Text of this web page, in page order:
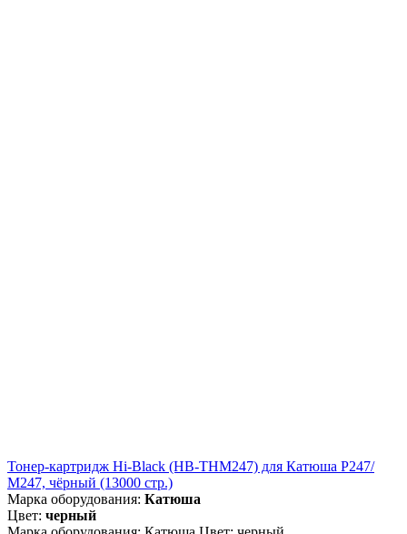
Тонер-картридж Hi-Black (HB-THM247) для Катюша P247/
M247, чёрный (13000 стр.)
Марка оборудования: Катюша
Цвет: черный